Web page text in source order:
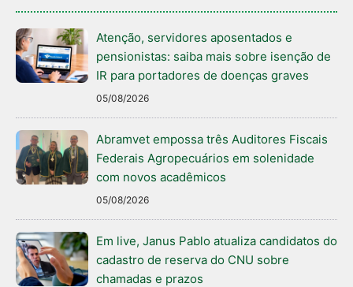
Atenção, servidores aposentados e
pensionistas: saiba mais sobre isenção de
IR para portadores de doenças graves
05/08/2026
Abramvet empossa três Auditores Fiscais
Federais Agropecuários em solenidade
com novos acadêmicos
05/08/2026
Em live, Janus Pablo atualiza candidatos do
cadastro de reserva do CNU sobre
chamadas e prazos